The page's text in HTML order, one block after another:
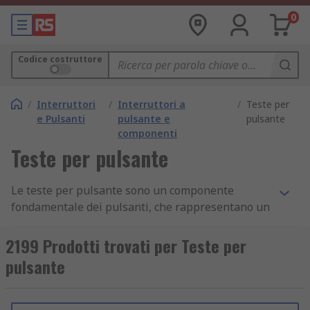
0
Codice costruttore
/ Interruttori
e Pulsanti
/ Interruttori a
pulsante e
componenti
/ Teste per
pulsante
Teste per pulsante
Le teste per pulsante sono un componente
fondamentale dei pulsanti, che rappresentano un
per controllare un aspetto di una macchina o di
un dispositivo. Sono la parte che viene premuta
per azionare l'interruttore e sono spesso
plastica.
2199 Prodotti trovati per Teste per
pulsante